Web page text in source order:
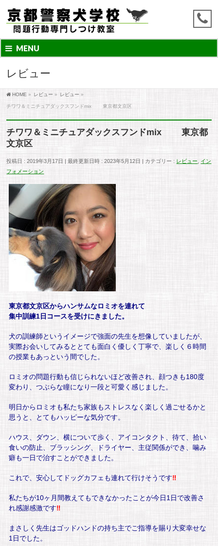
MENU
レビュー
HOME » レビュー » レビュー »
チワワ＆ミニチュアダックスフンドmix 東京都文京区
チワワ＆ミニチュアダックスフンドmix 東京都
文京区
投稿日 : 2019年3月17日 最終更新日時 : 2023年5月12日 カテゴリー : レビュー
イン
フォメーション
東京都文京区からハンサムなロミオを連れて
集中訓練1日コースを受けにきました。
犬の訓練師というイメージで強面の先生を想像していましたが、
実際お会いしてみるととても面白く優しく丁寧で、楽しく６時間
の授業もあっという間でした。
ロミオの問題行動も信じられないほど改善され、顔つきも180度
変わり、つぶらな瞳になり一段と可愛く感じました。
明日からロミオも私たち家族もストレスなく楽しく過ごせるかと
思うと、とてもハッピーな気分です。
ハウス、ダウン、横について歩く、アイコンタクト、待て、拾い
食いの防止、ブラッシング、ドライヤー、主従関係ができ、噛み
癖も一日で治すことができました。
これで、安心してドッグカフェも連れて行けそうです‼
私たちが10ヶ月間教えてもできなかったことが今日1日で改善さ
れ感謝感激です‼
まさしく先生はゴッドハンドの持ち主でご指導を賜り大変幸せな
1日でした。